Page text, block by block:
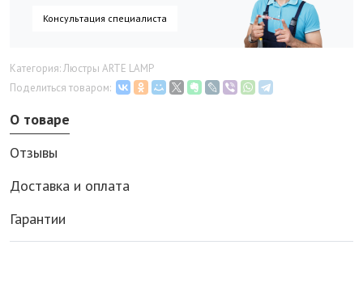
Консультация специалиста
Категория: Люстры ARTE LAMP
Поделиться товаром:
О товаре
Отзывы
Доставка и оплата
Гарантии